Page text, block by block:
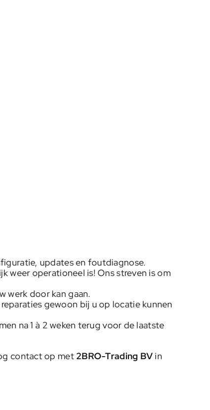
updates en foutdiagnose.
weer operationeel is! Ons streven is om
werk door kan gaan.
gewoon bij u op locatie kunnen
na 1 à 2 weken terug voor de laatste
contact op met 2BRO-Trading BV in